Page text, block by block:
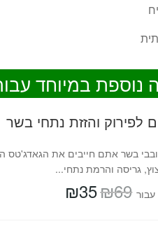
נוספת במיוחד
לפירוק והזזת נתחי בשר
בשר אתם חייבים את הגאדג'טס
גריסה והרמת נתחי...
₪69 המחיר
המקורי
₪35